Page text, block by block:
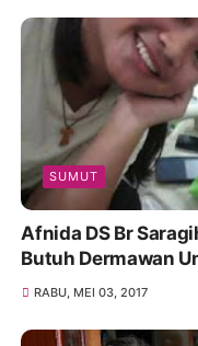
SUMUT
Afnida DS Br
Butuh Dermawan
RABU, MEI 03, 2017